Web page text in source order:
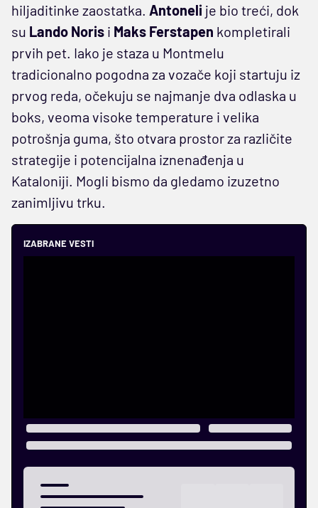
hiljaditinke zaostatka. Antoneli je bio treći, dok
su Lando Noris i Maks Ferstapen kompletirali
prvih pet. Iako je staza u Montmelu
tradicionalno pogodna za vozače koji startuju iz
prvog reda, očekuju se najmanje dva odlaska u
boks, veoma visoke temperature i velika
potrošnja guma, što otvara prostor za različite
strategije i potencijalna iznenađenja u
Kataloniji. Mogli bismo da gledamo izuzetno
zanimljivu trku.
IZABRANE VESTI